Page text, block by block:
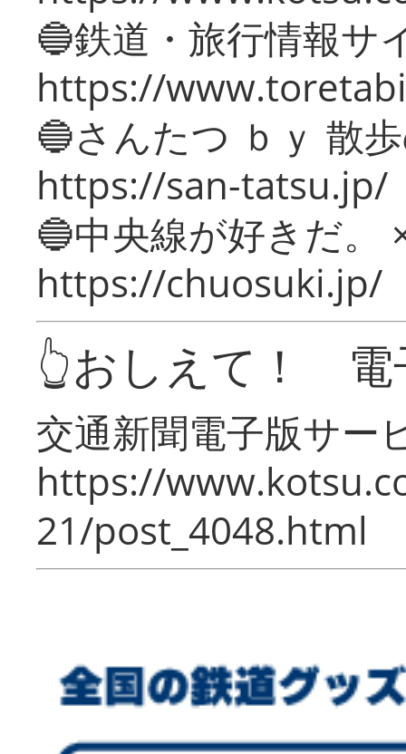
🔵鉄道・旅行情報サ
https://
🔵さんたつ ｂｙ 散
https://san-tatsu.jp/
🔵中央線が好きだ。
https://chuosuki.jp/
👆おしえて！ 電
交通新聞電子版サー
https://
21/post_4048.html